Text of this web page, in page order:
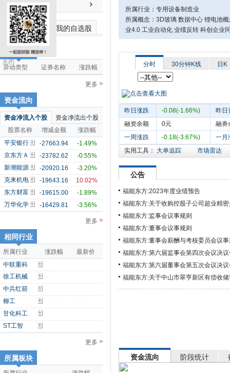
关闭
送配解禁
最近浏览个股 我的自选股
市场雷达
异动类型 证券名称 涨跌幅
更多
资金流向
资金净流入个股
资金净流出个股
股票名称
增减金额
涨跌幅
平安银行
-27663.94
-1.49%
京东方Ａ
-23782.62
-0.55%
新潮能源
-20920.16
-3.20%
克来机电
-19643.16
10.02%
东方财富
-19615.00
-1.89%
万华化学
-16429.81 -3.56%
更多
相同行业
所属行业 涨跌幅
最新价
中联重科
徐工机械
中兵红箭
柳工
甘化科工
ST工智
更多
所属板块
所属行业：专用设备制造业
所属概念：3D玻璃 数据中心 锂电池
业4.0 工业自动化 业绩反转 科创企业
分时 30分钟K线 日K
昨日涨跌 -0.08(-1.66%)
昨日
融资余额
0元
融券
一周涨跌
-0.18(-3.67%)
一月
实用工具： 大单追踪 市场雷达
公告
福能东方:2023年度业绩预告
福能东方:关于收购控股子公司超业精
福能东方:监事会议事规则
福能东方:董事会议事规则
福能东方:董事会薪酬与考核委员会议
福能东方:第六届监事会第四次会议决
福能东方:第六届董事会第五次会议决
福能东方:关于中山市翠亨新区有偿收
资金流向 阶段统计